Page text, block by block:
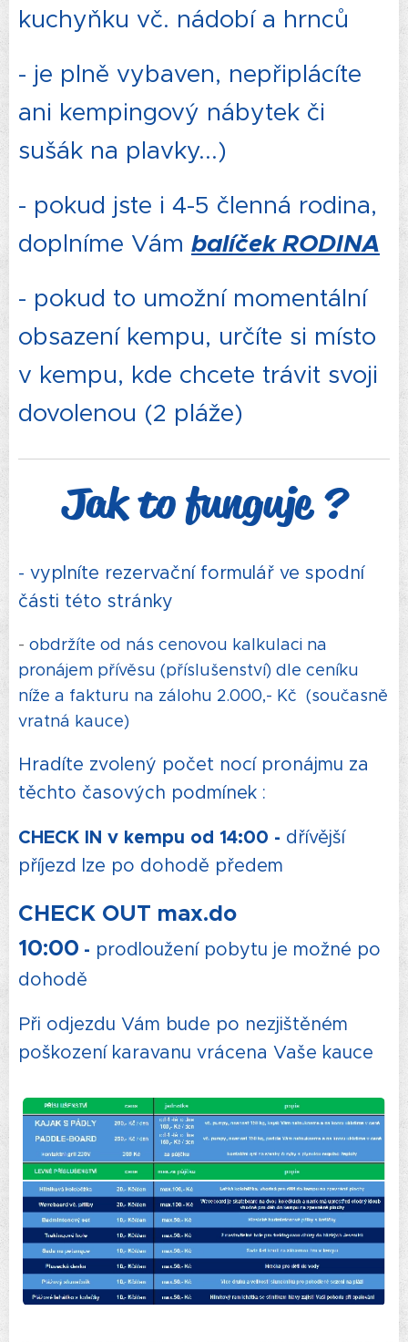
kuchyňku vč. nádobí a hrnců
- je plně vybaven, nepřiplácíte
ani kempingový nábytek či
sušák na plavky...)
- pokud jste i 4-5 členná rodina,
doplníme Vám balíček RODINA
- pokud to umožní momentální
obsazení kempu, určíte si místo
v kempu, kde chcete trávit svoji
dovolenou (2 pláže)
Jak to funguje ?
- vyplníte rezervační formulář ve spodní
části této stránky
- obdržíte od nás cenovou kalkulaci na
pronájem přívěsu (příslušenství) dle ceníku
níže a fakturu na zálohu 2.000,- Kč (současně
vratná kauce)
Hradíte zvolený počet nocí pronájmu za
těchto časových podmínek :
CHECK IN v kempu od 14:00 - dřívější
příjezd lze po dohodě předem
CHECK OUT max.do
10:00 - prodloužení pobytu je možné po
dohodě
Při odjezdu Vám bude po nezjištěném
poškození karavanu vrácena Vaše kauce